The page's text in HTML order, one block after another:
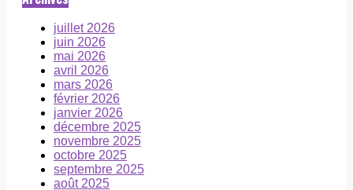
juillet 2026
juin 2026
mai 2026
avril 2026
mars 2026
février 2026
janvier 2026
décembre 2025
novembre 2025
octobre 2025
septembre 2025
août 2025